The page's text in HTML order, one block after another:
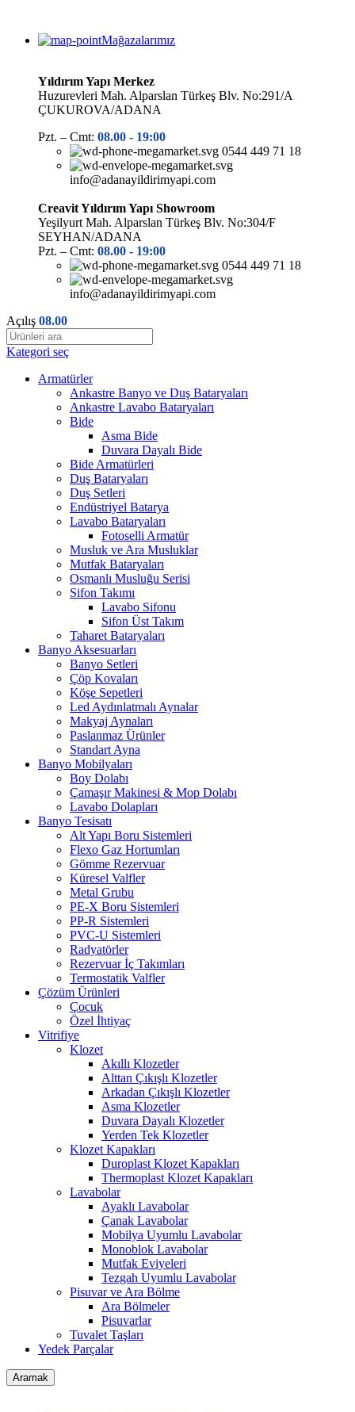
Mağazalarımız
Yıldırım Yapı Merkez
Huzurevleri Mah. Alparslan Türkeş Blv. No:291/A
ÇUKUROVA/ADANA
Pzt. – Cmt: 08.00 - 19:00
0544 449 71 18
info@adanayildirimyapi.com
Creavit Yıldırım Yapı Showroom
Yeşilyurt Mah. Alparslan Türkeş Blv. No:304/F
SEYHAN/ADANA
Pzt. – Cmt: 08.00 - 19:00
0544 449 71 18
info@adanayildirimyapi.com
Açılış 08.00
Kategori seç
Armatürler
Ankastre Banyo ve Duş Bataryaları
Ankastre Lavabo Bataryaları
Bide
Asma Bide
Duvara Dayalı Bide
Bide Armatürleri
Duş Bataryaları
Duş Setleri
Endüstriyel Batarya
Lavabo Bataryaları
Fotoselli Armatür
Musluk ve Ara Musluklar
Mutfak Bataryaları
Osmanlı Musluğu Serisi
Sifon Takımı
Lavabo Sifonu
Sifon Üst Takım
Taharet Bataryaları
Banyo Aksesuarları
Banyo Setleri
Çöp Kovaları
Köşe Sepetleri
Led Aydınlatmalı Aynalar
Makyaj Aynaları
Paslanmaz Ürünler
Standart Ayna
Banyo Mobilyaları
Boy Dolabı
Çamaşır Makinesi & Mop Dolabı
Lavabo Dolapları
Banyo Tesisatı
Alt Yapı Boru Sistemleri
Flexo Gaz Hortumları
Gömme Rezervuar
Küresel Valfler
Metal Grubu
PE-X Boru Sistemleri
PP-R Sistemleri
PVC-U Sistemleri
Radyatörler
Rezervuar İç Takımları
Termostatik Valfler
Çözüm Ürünleri
Çocuk
Özel İhtiyaç
Vitrifiye
Klozet
Akıllı Klozetler
Alttan Çıkışlı Klozetler
Arkadan Çıkışlı Klozetler
Asma Klozetler
Duvara Dayalı Klozetler
Yerden Tek Klozetler
Klozet Kapakları
Duroplast Klozet Kapakları
Thermoplast Klozet Kapakları
Lavabolar
Ayaklı Lavabolar
Çanak Lavabolar
Mobilya Uyumlu Lavabolar
Monoblok Lavabolar
Mutfak Eviyeleri
Tezgah Uyumlu Lavabolar
Pisuvar ve Ara Bölme
Ara Bölmeler
Pisuvarlar
Tuvalet Taşları
Yedek Parçalar
Aramak